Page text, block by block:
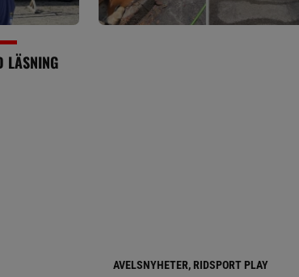
LÄSNING
AVELSNYHETER, RIDSPORT PLAY